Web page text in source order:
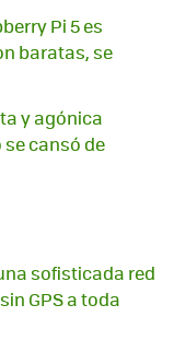
Pi 5 es
baratas, se
y agónica
cansó de
sofisticada red
GPS a toda